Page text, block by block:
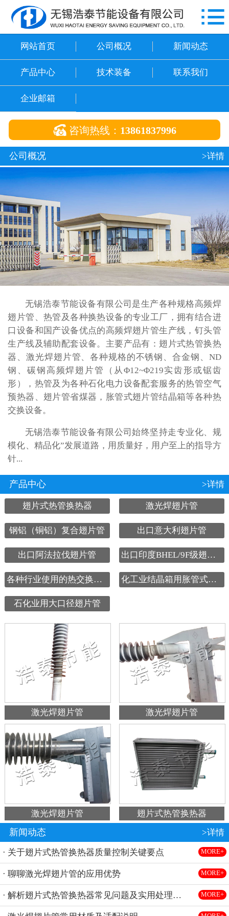
网站首页
联系我们
企业邮箱

网站首页 公司概况 新闻动态
产品中心 技术装备 联系我们
企业邮箱
 咨询热线： 13861837996
公司概况 >详情
无锡浩泰节能设备有限公司是生产各种规格高频焊
翅片管、热管及各种换热设备的专业工厂，拥有结合进
口设备和国产设备优点的高频焊翅片管生产线，钉头管
生产线及辅助配套设备。主要产品有：翅片式热管换热
器、激光焊翅片管、各种规格的不锈钢、合金钢、ND
钢、碳钢高频焊翅片管（从Φ12~Φ219实齿形或锯齿
形），热管及为各种石化电力设备配套服务的热管空气
预热器、翅片管省煤器，胀管式翅片管结晶箱等各种热
交换设备。
无锡浩泰节能设备有限公司始终坚持走专业化、规
模化、精品化”发展道路，用质量好，用户至上的指导方
针...
产品中心 >详情
翅片式热管换热器 激光焊翅片管
钢铝（铜铝）复合翅片管 出口意大利翅片管
出口阿法拉伐翅片管 出口印度BHEL/9F级翅片管
各种行业使用的热交换设备 化工业结晶箱用胀管式翅片管
石化业用大口径翅片管
激光焊翅片管 激光焊翅片管
激光焊翅片管 翅片式热管换热器
新闻动态 >详情
· 关于翅片式热管换热器质量控制关键要点 MORE+
· 聊聊激光焊翅片管的应用优势 MORE+
· 解析翅片式热管换热器常见问题及实用处理方法 MORE+